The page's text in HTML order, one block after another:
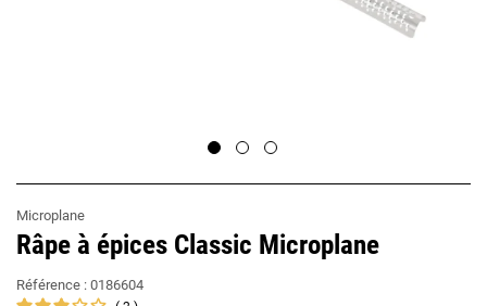
Microplane
Râpe à épices Classic Microplane
Référence : 0186604